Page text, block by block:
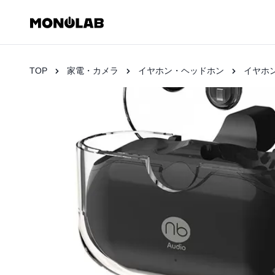
TOP 家電・カメラ イヤホン・ヘッドホン イヤホ